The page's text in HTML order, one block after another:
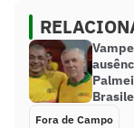
Fora de Campo